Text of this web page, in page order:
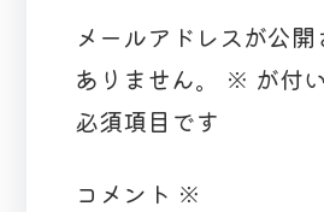
メールアドレスが公
ありません。
※ が付
必須項目です
コメント ※